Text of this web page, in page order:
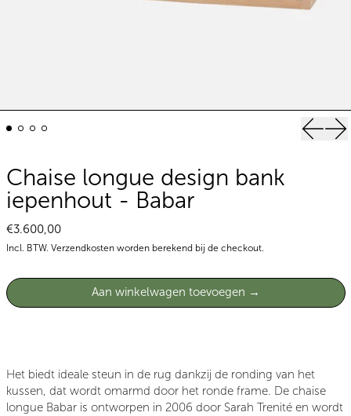
Vorige
Chaise longue design bank
iepenhout - Babar
Normale prijs
€3.600,00
Incl. BTW. Verzendkostenworden berekend bij de checkout.
Aan winkelwagen toevoegen
Het biedt ideale steun in de rug dankzij de ronding van het
kussen, dat wordt omarmd door het ronde frame. De chaise
longue Babar is ontworpen in 2006 door Sarah Trenité en wordt